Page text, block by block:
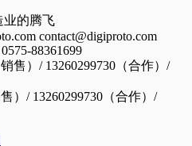
业的腾飞
contact@digiproto.com
0575-88361699
）/ 13260299730（合作）/